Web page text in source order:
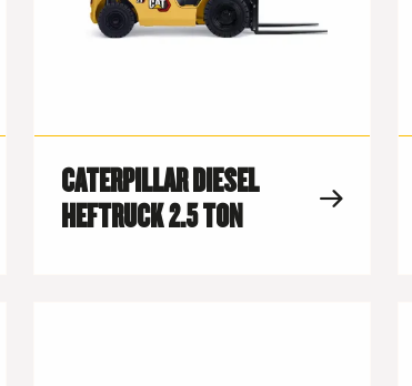
CATERPILLAR DIESEL
HEFTRUCK 2.5 TON